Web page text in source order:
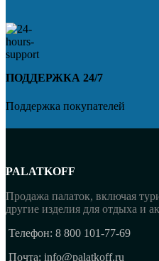
ПОДДЕРЖКА 24/7
Поддержка покупателей
PALATKOFF
Продажа палаток, включая
другие изделия для отдыха и
Телефон: 8 800 101-77-69
Почта: info@palatkoff.ru